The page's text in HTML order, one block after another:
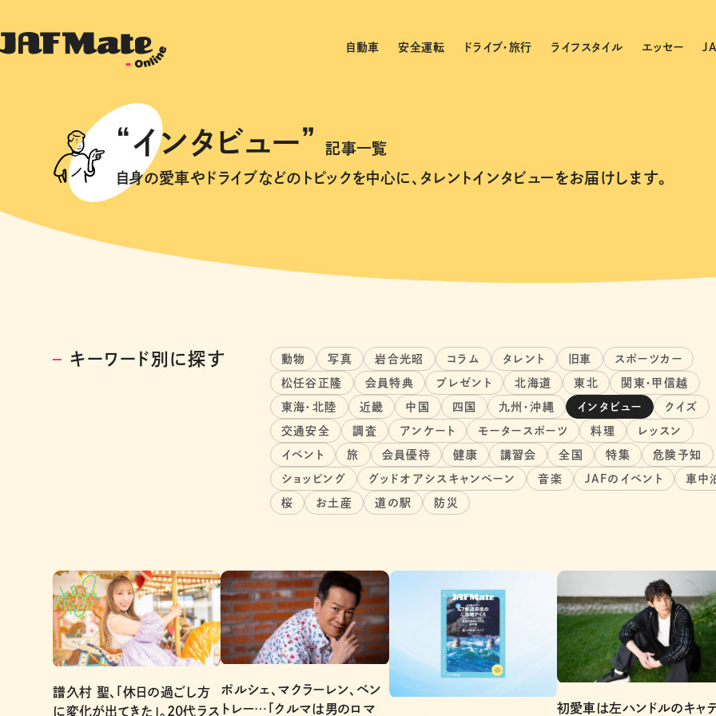
自動車 安全運転 ドライブ・旅行 ライフスタイル エッセー
“インタビュー”
記事一覧
自身の愛車やドライブなどのトピックを中心に、タレントインタビューをお届けします。
キーワード別に探す 動物 写真 岩合光昭 コラム タレント 旧車 スポーツカー
松任谷正隆 会員特典 プレゼント 北海道 東北 関東・甲信越
東海・北陸 近畿 中国 四国 九州・沖縄 インタビュー クイズ
交通安全 調査 アンケート モータースポーツ 料理 レッスン
イベント 旅 会員優待 健康 講習会 全国 特集 危険予知
ショッピング グッドオアシスキャンペーン 音楽 JAFのイベント 車中
桜 お土産 道の駅 防災
譜久村 聖、「休日の過ごし方
に変化が出てきた」。20代ラス
ポルシェ、マクラーレン、ベン
トレー…「クルマは男のロマ
初愛車は左ハンドルのキャ